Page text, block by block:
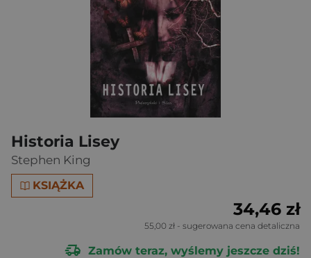
Historia Lisey
Stephen King
KSIĄŻKA
34,46 zł
55,00 zł - sugerowana cena detaliczna
Zamów teraz, wyślemy jeszcze dziś!